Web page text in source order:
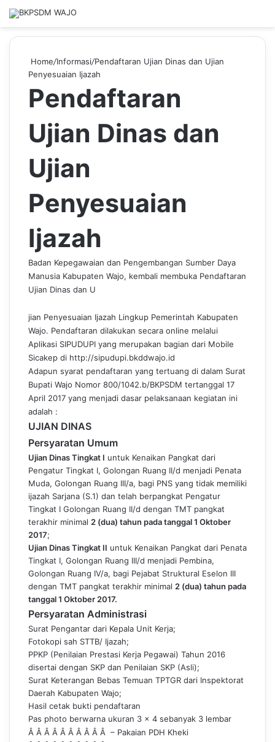
Home/Informasi/Pendaftaran Ujian Dinas dan Ujian
Penyesuaian Ijazah
Pendaftaran
Ujian Dinas dan
Ujian
Penyesuaian
Ijazah
Badan Kepegawaian dan Pengembangan Sumber Daya
Manusia Kabupaten Wajo, kembali membuka Pendaftaran
Ujian Dinas dan U
jian Penyesuaian Ijazah Lingkup Pemerintah Kabupaten
Wajo. Pendaftaran dilakukan secara online melalui
Aplikasi SIPUDUPI yang merupakan bagian dari Mobile
Sicakep di http://sipudupi.bkddwajo.id
Adapun syarat pendaftaran yang tertuang di dalam Surat
Bupati Wajo Nomor 800/1042.b/BKPSDM tertanggal 17
April 2017 yang menjadi dasar pelaksanaan kegiatan ini
adalah :
UJIAN DINAS
Persyaratan Umum
Ujian Dinas Tingkat I untuk Kenaikan Pangkat dari
Pengatur Tingkat I, Golongan Ruang II/d menjadi Penata
Muda, Golongan Ruang III/a, bagi PNS yang tidak memiliki
ijazah Sarjana (S.1) dan telah berpangkat Pengatur
Tingkat I Golongan Ruang II/d dengan TMT pangkat
terakhir minimal 2 (dua) tahun pada tanggal 1 Oktober
2017;
Ujian Dinas Tingkat II untuk Kenaikan Pangkat dari Penata
Tingkat I, Golongan Ruang III/d menjadi Pembina,
Golongan Ruang IV/a, bagi Pejabat Struktural Eselon III
dengan TMT pangkat terakhir minimal 2 (dua) tahun pada
tanggal 1 Oktober 2017.
Persyaratan Administrasi
Surat Pengantar dari Kepala Unit Kerja;
Fotokopi sah STTB/ Ijazah;
PPKP (Penilaian Prestasi Kerja Pegawai) Tahun 2016
disertai dengan SKP dan Penilaian SKP (Asli);
Surat Keterangan Bebas Temuan TPTGR dari Inspektorat
Daerah Kabupaten Wajo;
Hasil cetak bukti pendaftaran
Pas photo berwarna ukuran 3 x 4 sebanyak 3 lembar
Â Â Â Â Â Â Â Â Â Â – Pakaian PDH Kheki